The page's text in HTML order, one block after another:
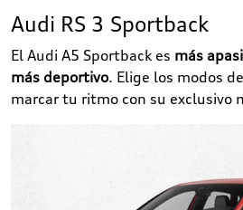
Audi RS 3 Sportback
El Audi A5 Sportback es más
más deportivo. Elige los modos
marcar tu ritmo con su exclusivo